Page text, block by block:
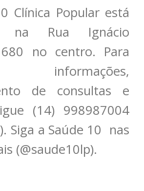
Clínica Popular está
na Rua Ignácio
no centro. Para
de consultas e
(14) 998987004
Siga a Saúde 10 nas
(@saude10lp).